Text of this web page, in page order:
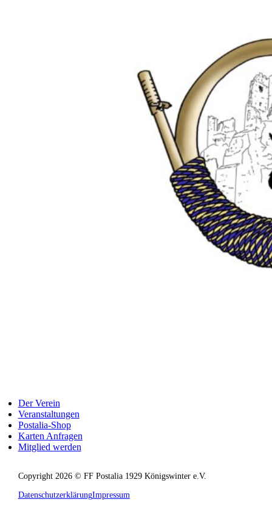
Der Verein
Veranstaltungen
Postalia-Shop
Karten Anfragen
Mitglied werden
Copyright 2026 © FF Postalia 1929 Königswinter e.V.
DatenschutzerklärungImpressum